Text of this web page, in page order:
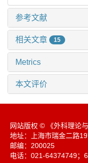
参考文献
相关文章 15
Metrics
本文评价
网站版权 © 《外科理论
地址：上海市瑞金二路
邮编：200025
电话：021-64374749